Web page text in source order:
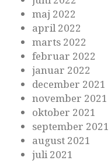
maj 2022
april 2022
marts 2022
februar 2022
januar 2022
december 2021
november 2021
oktober 2021
september 2021
august 2021
juli 2021